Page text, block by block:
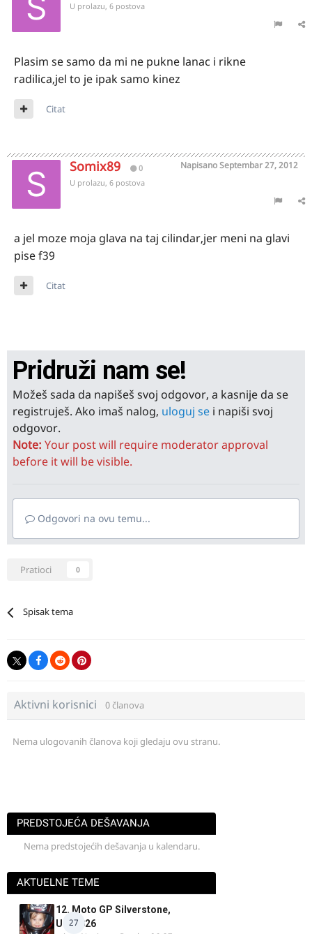
U prolazu, 6 postova
Plasim se samo da mi ne pukne lanac i rikne
radilica,jel to je ipak samo kinez
Citat
Somix89 0 NapisanoSeptembar 27, 2012
U prolazu, 6 postova
a jel moze moja glava na taj cilindar,jer meni na glavi
pise f39
Citat
Pridruži nam se!
Možeš sada da napišeš svoj odgovor, a kasnije da se
registruješ. Ako imaš nalog, uloguj se i napiši svoj
odgovor.
Note: Your post will require moderator approval
before it will be visible.
Odgovori na ovu temu...
Pratioci 0
Spisak tema
Aktivni korisnici 0 članova
Nema ulogovanih članova koji gledaju ovu stranu.
PREDSTOJEĆA DEŠAVANJA
Nema predstojećih dešavanja u kalendaru.
AKTUELNE TEME
27
12. Moto GP Silverstone,
UK, 2026